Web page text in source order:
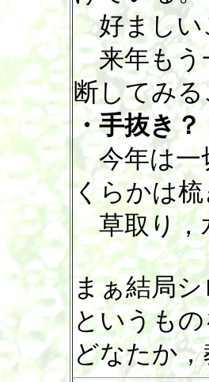
好ましい
来年もう
断してみ
・手抜き？
今年は一
くらかは
草取り，
まぁ結局
というも
どなたか